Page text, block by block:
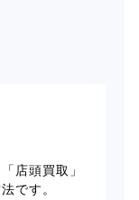
店頭買取」
です。